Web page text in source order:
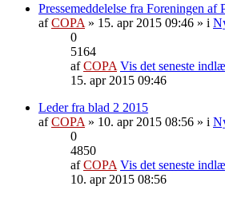
Pressemeddelelse fra Foreningen af
afCOPA » 15. apr 2015 09:46 » i
0
5164
afCOPA Vis det seneste
15. apr 2015 09:46
Leder fra blad 2 2015
afCOPA » 10. apr 2015 08:56 » i
0
4850
afCOPA Vis det seneste
10. apr 2015 08:56